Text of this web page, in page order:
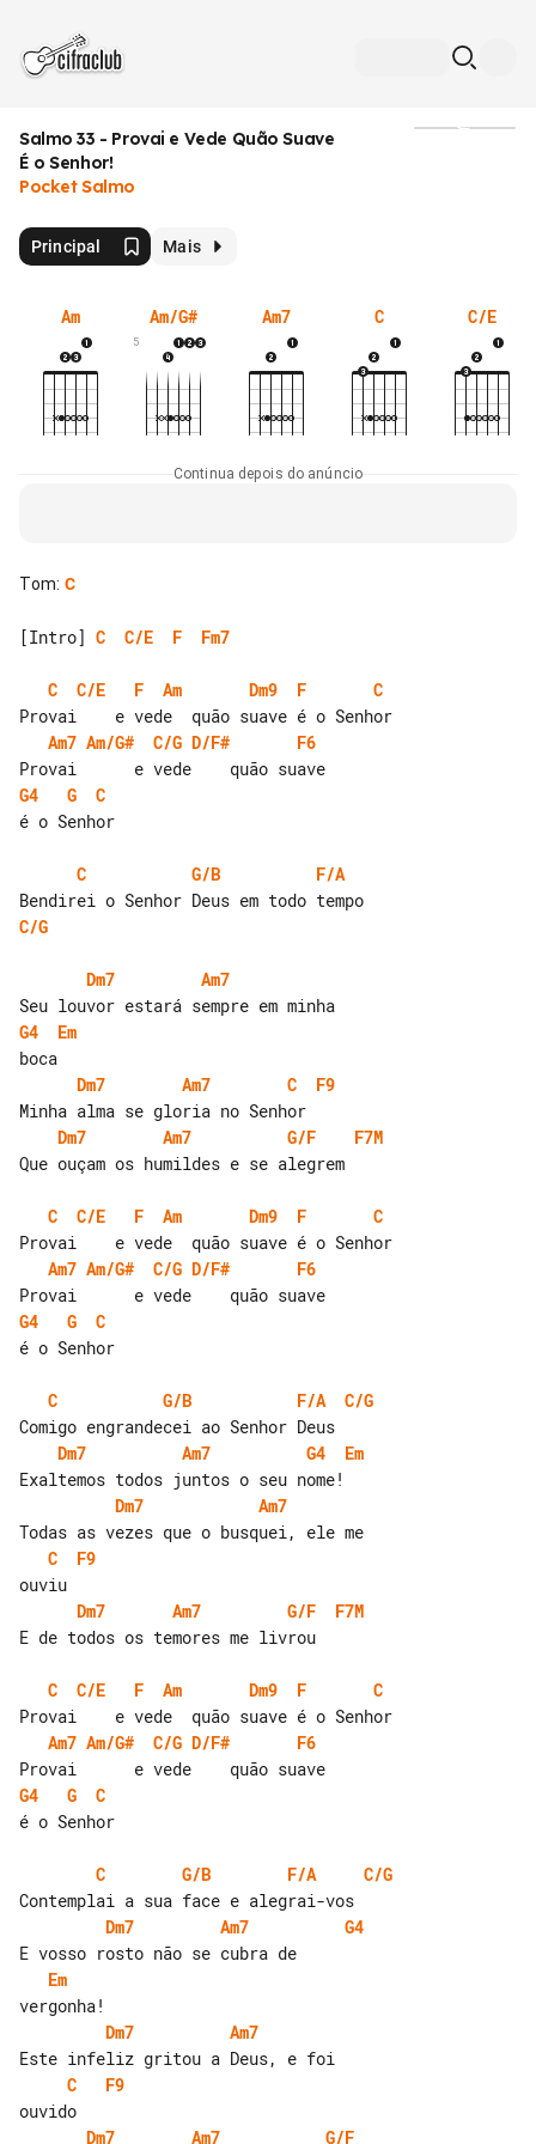
Salmo 33 - Provai e Vede Quão Suave
É o Senhor!
Pocket Salmo
Principal Mais
Am Am/G#
5
Am7 C C/E
Continua depois do anúncio
Tom: C
[Intro] C C/E F Fm7
C C/E F Am Dm9 F
C
Am7 Am/G# C/G D/F#
F6
G4
G
C
é o Senhor
C G/B
F/A
C/G
Dm7
Am7
G4
Em
Dm7
Am7 C
F9
Dm7
Am7 G/F
F7M
Que ouçam os humildes e se alegrem
C C/E F Am Dm9 F
C
Am7 Am/G# C/G D/F#
F6
G4
G
C
é o Senhor
C G/B F/A
C/G
Dm7
Am7 G4
Em
Dm7
Am7
C
F9
Dm7
Am7 G/F
F7M
E de todos os temores me livrou
C C/E F Am Dm9 F
C
Am7 Am/G# C/G D/F#
F6
G4
G
C
é o Senhor
C G/B F/A
C/G
Dm7
Am7
G4
Em
Dm7
Am7
C
F9
Dm7
Am7 G/F